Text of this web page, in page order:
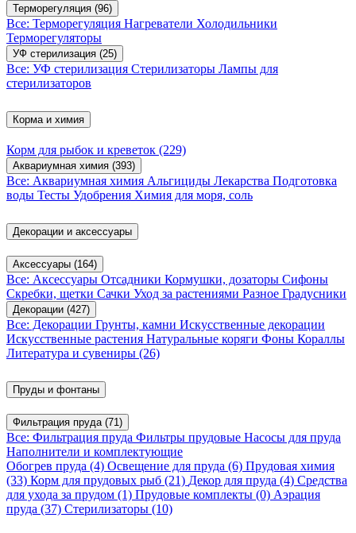
Терморегуляция (96)
Все: Терморегуляция Нагреватели Холодильники
Терморегуляторы
УФ стерилизация (25)
Все: УФ стерилизация Стерилизаторы Лампы для
стерилизаторов
Корма и химия
Корм для рыбок и креветок (229)
Аквариумная химия (393)
Все: Аквариумная химия Альгициды Лекарства Подготовка
воды Тесты Удобрения Химия для моря, соль
Декорации и аксессуары
Аксессуары (164)
Все: Аксессуары Отсадники Кормушки, дозаторы Сифоны
Скребки, щетки Сачки Уход за растениями Разное Градусники
Декорации (427)
Все: Декорации Грунты, камни Искусственные декорации
Искусственные растения Натуральные коряги Фоны Кораллы
Литература и сувениры (26)
Пруды и фонтаны
Фильтрация пруда (71)
Все: Фильтрация пруда Фильтры прудовые Насосы для пруда
Наполнители и комплектующие
Обогрев пруда (4) Освещение для пруда (6) Прудовая химия
(33) Корм для прудовых рыб (21) Декор для пруда (4) Средства
для ухода за прудом (1) Прудовые комплекты (0) Аэрация
пруда (37) Стерилизаторы (10)